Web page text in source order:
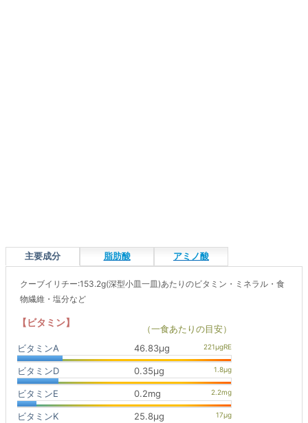
主要成分 脂肪酸 アミノ酸
クーブイリチー:153.2g(深型小皿一皿)あたりのビタミン・ミネラル・食
物繊維・塩分など
【ビタミン】
（一食あたりの目安）
ビタミンA
46.83μg
ビタミンD 0.35μg
ビタミンE 0.2mg
ビタミンK 25.8μg